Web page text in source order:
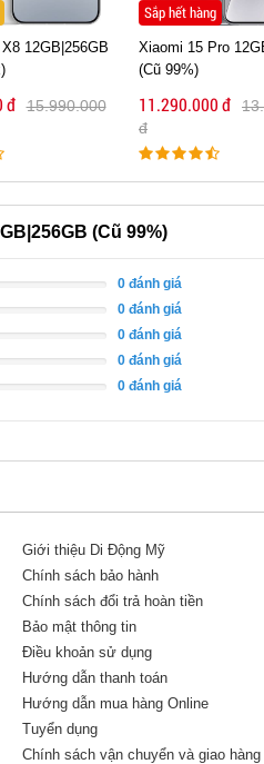
12GB|256GB
đ
13.490.000
New | Công ty
realme 16 5G
(Chính hãng)
11.290.000 đ
đ
(Cũ 99%)
0đánh giá
0đánh giá
0đánh giá
0đánh giá
0đánh giá
Giới thiệu Di Động Mỹ
Chính sách bảo hành
Chính sách đổi trả hoàn tiền
Bảo mật thông tin
Điều khoản sử dụng
Hướng dẫn thanh toán
Hướng dẫn mua hàng Online
Tuyển dụng
Chính sách vận chuyển và giao hàng